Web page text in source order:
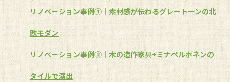
リノベーション事例①｜素材感が伝わるグレートーンの北
欧モダン
リノベーション事例②｜木の造作家具+ミナペルホネンの
タイルで演出